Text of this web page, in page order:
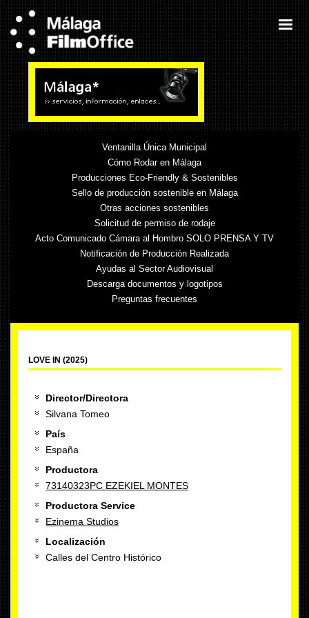
Ventanilla Única Municipal
Cómo Rodar en Málaga
Producciones Eco-Friendly & Sostenibles
Sello de producción sostenible en Málaga
Otras acciones sostenibles
Solicitud de permiso de rodaje
Acto Comunicado Cámara al Hombro SOLO PRENSA Y TV
Notificación de Producción Realizada
Ayudas al Sector Audiovisual
Descarga documentos y logotipos
Preguntas frecuentes
LOVE IN (2025)
Director/Directora
Silvana Tomeo
País
España
Productora
73140323PC EZEKIEL MONTES
Productora Service
Ezinema Studios
Localización
Calles del Centro Histórico